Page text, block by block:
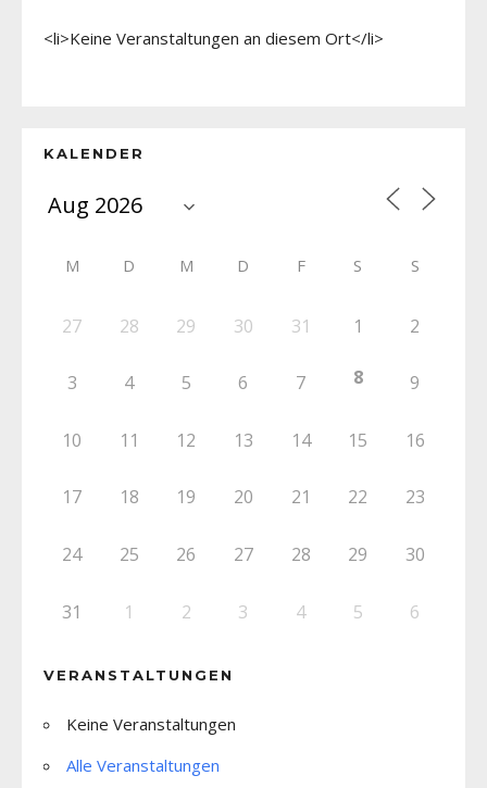
<li>Keine Veranstaltungen an diesem Ort</li>
KALENDER
M D M D F S S
27 28 29 30 31 1 2
3 4 5 6 7 8 9
10 11 12 13 14 15 16
17 18 19 20 21 22 23
24 25 26 27 28 29 30
31 1 2 3 4 5 6
VERANSTALTUNGEN
Keine Veranstaltungen
Alle Veranstaltungen